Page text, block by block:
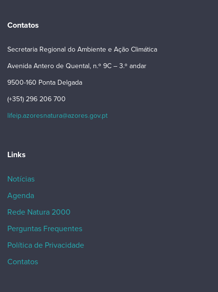
Contatos
Secretaria Regional do Ambiente e Ação Climática
Avenida Antero de Quental, n.º 9C – 3.º andar
9500-160 Ponta Delgada
(+351) 296 206 700
lifeip.azoresnatura@azores.gov.pt
Links
Notícias
Agenda
Rede Natura 2000
Perguntas Frequentes
Política de Privacidade
Contatos